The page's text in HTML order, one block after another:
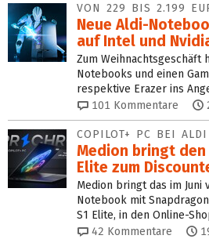
VON 229 BIS 2.199
Neue Aldi-
auf Intel und
Zum Weihnachtsgeschäft
Notebooks und einen
respektive Erazer ins
101 Kommentare
COPILOT+ PC BEI ALDI
Medion bringt
Elite zum
Medion bringt das im Juni
Notebook mit Snapdragon
S1 Elite, in den Online-
42 Kommentare